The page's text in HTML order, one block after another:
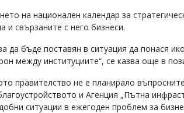
на национален календар за
и свързаните с него бизнеси.
да бъде поставян в ситуация да понася
между институциите“, се казва още в
правителство не е планирало
и Агенция „Пътна
ситуации в ежегоден проблем за